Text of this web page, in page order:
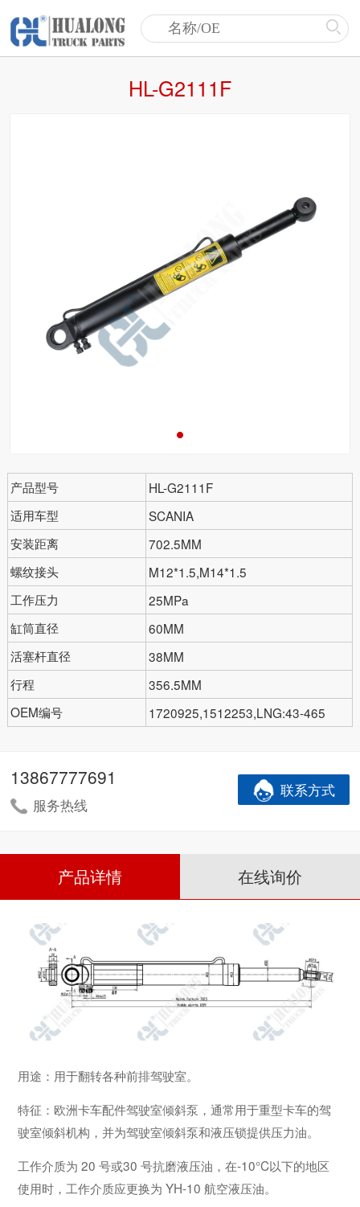
HL-G2111F
产品型号
HL-G2111F
适用车型
SCANIA
安装距离
702.5MM
螺纹接头
M12*1.5,M14*1.5
工作压力
25MPa
缸筒直径
60MM
活塞杆直径
38MM
行程
356.5MM
OEM编号
1720925,1512253,LNG:43-465
联系方式
13867777691
服务热线
产品详情 在线询价
用途：用于翻转各种前排驾驶室。
特征：欧洲卡车配件驾驶室倾斜泵，通常用于重型卡车的驾
驶室倾斜机构，并为驾驶室倾斜泵和液压锁提供压力油。
工作介质为 20 号或30 号抗磨液压油，在-10°C以下的地区
使用时，工作介质应更换为 YH-10 航空液压油。